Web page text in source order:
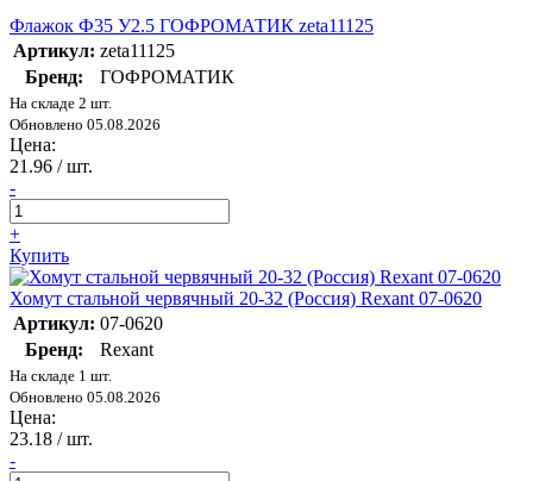
Флажок Ф35 У2.5 ГОФРОМАТИК zeta11125
Артикул: zeta11125
Бренд:
ГОФРОМАТИК
На складе 2 шт.
Обновлено 05.08.2026
Цена:
21.96 / шт.
-
+
Купить
Хомут стальной червячный 20-32 (Россия) Rexant 07-0620
Артикул: 07-0620
Бренд:
Rexant
На складе 1 шт.
Обновлено 05.08.2026
Цена:
23.18 / шт.
-